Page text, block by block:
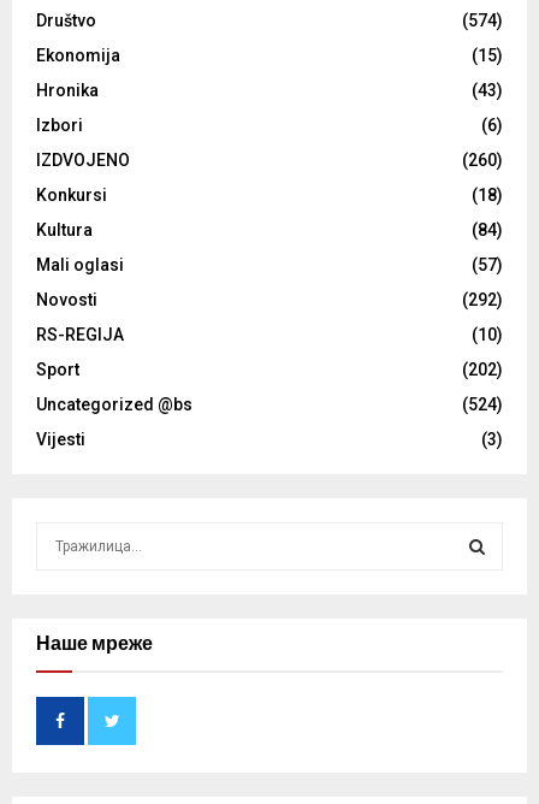
Društvo
(574)
Ekonomija
(15)
Hronika
(43)
Izbori
(6)
IZDVOJENO
(260)
Konkursi
(18)
Kultura
(84)
Mali oglasi
(57)
Novosti
(292)
RS-REGIJA
(10)
Sport
(202)
Uncategorized @bs
(524)
Vijesti
(3)
cНаше мреже